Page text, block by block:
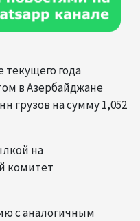
текущего года
в Азербайджане
грузов на сумму 1,052
на
комитет
с аналогичным